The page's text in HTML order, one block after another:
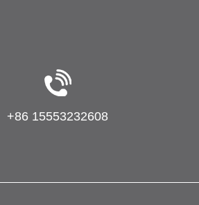
+86 15553232608